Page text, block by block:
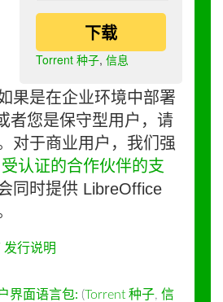
下载
Torrent 种子, 信息
果是在企业环境中部署
者您是保守型用户，请
对于商业用户，我们强
受认证的合作伙伴的支
同时提供 LibreOffice
发行说明
界面语言包: (Torrent 种子, 信